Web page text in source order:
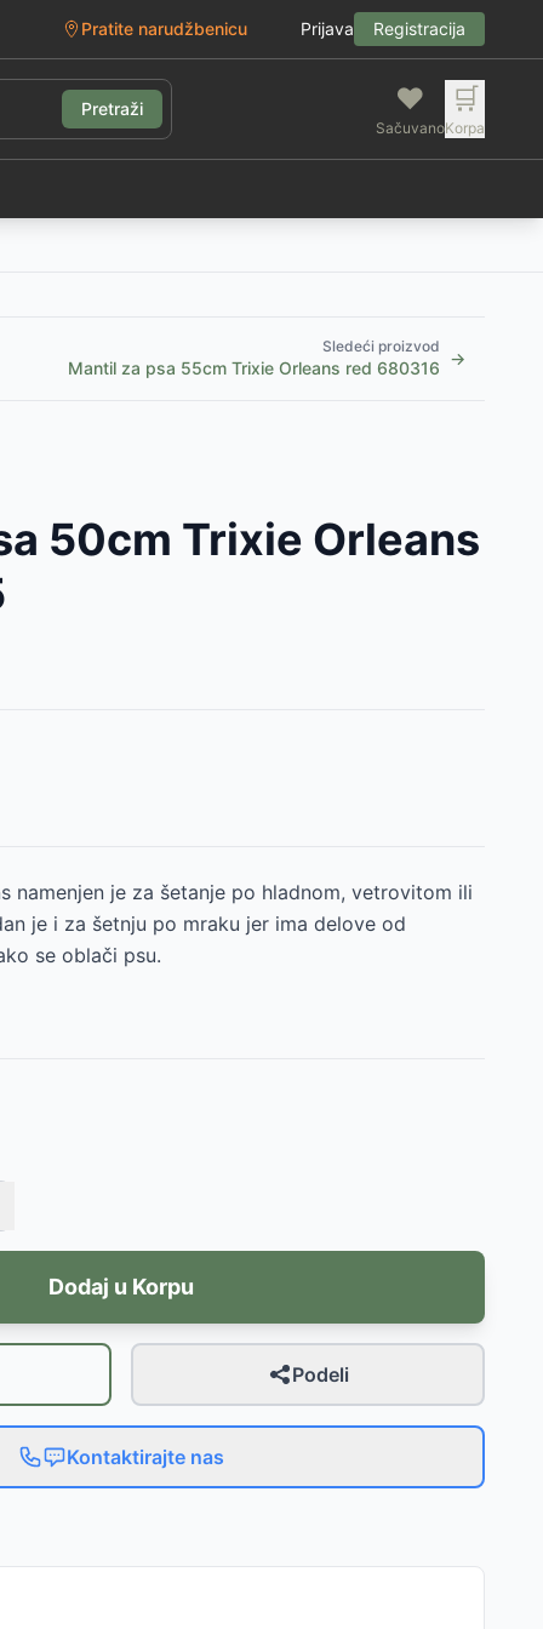
Pratite narudžbenicu Prijava Registracija
Pretraži ❤️
Sačuvano
🛒
Korpa
Sledeći proizvod
Mantil za psa 55cm Trixie Orleans red 680316 →
50cm Trixie Orleans
namenjen je za šetanje po hladnom, vetrovitom ili
je i za šetnju po mraku jer ima delove od
se oblači psu.
Dodaj u Korpu
Podeli
Kontaktirajte nas